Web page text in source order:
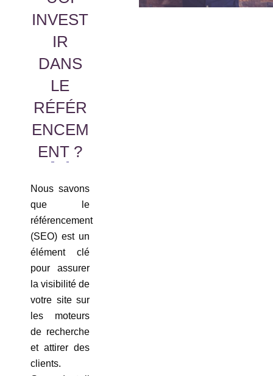
INVEST
IR
DANS
LE
RÉFÉR
ENCEM
ENT ?
Nous savons
que le
référencement
(SEO) est un
élément clé
pour assurer
la visibilité de
votre site sur
les moteurs
de recherche
et attirer des
clients.